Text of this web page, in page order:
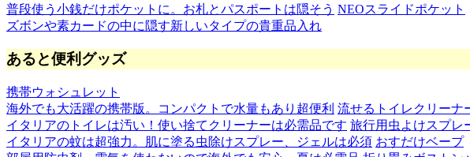
普段使う小銭だけポケットに。お札とパスポートは隠そう NEOスライドポケット
ズボンや素カードの中に隠す新しいタイプの貴重品入れ
あると便利グッズ
携帯ウォシュレット
海外でも大活躍の携帯版。コンパクトで水量もあり超便利 流せるトイレクリーナ
イタリアのトイレは汚い！使い捨てクリーナーは必需品です 旅行用虫よけスプレ
イタリアの蚊は超強力。肌に塗る虫除けスプレー、ジェルは必須 おすだけベープ